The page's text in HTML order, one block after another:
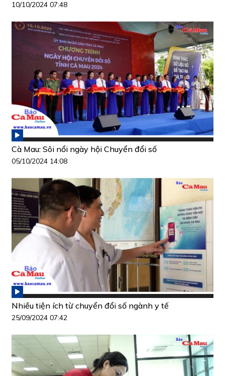
10/10/2024 07:48
Cà Mau: Sôi nổi ngày hội Chuyển đổi số
05/10/2024 14:08
Nhiều tiện ích từ chuyển đổi số ngành y tế
25/09/2024 07:42